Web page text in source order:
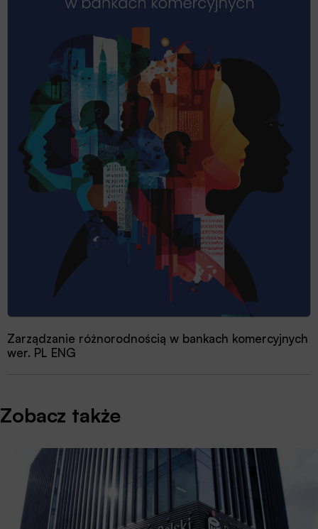
Zarządzanie różnorodnością w bankach komercyjnych
wer. PL ENG
Zobacz także